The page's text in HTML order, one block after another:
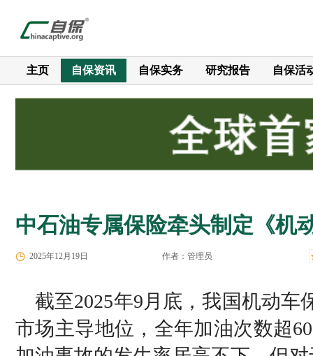
主页 自保资讯 自保实务 研究报告 自保活
中石油专属保险牵头制定《机
2025年12月19日 作者：管理员
截至2025年9月底，我国机动车
市场主导地位，全年加油次数超